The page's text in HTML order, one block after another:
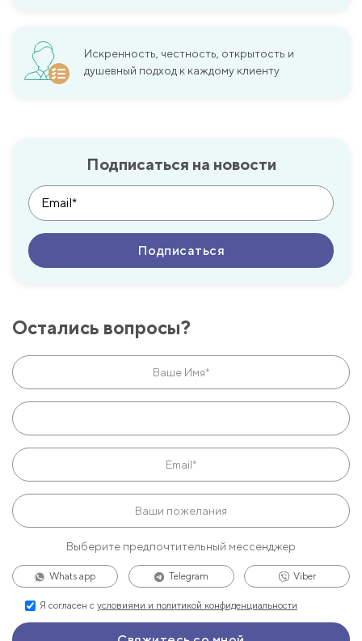
Искренность, честность, открытость и
душевный подход к каждому клиенту
Подписаться на новости
Остались вопросы?
Выберите предпочтительный мессенджер
Whats app Telegram Viber
Я согласен с условиями и политикой конфиденциальности